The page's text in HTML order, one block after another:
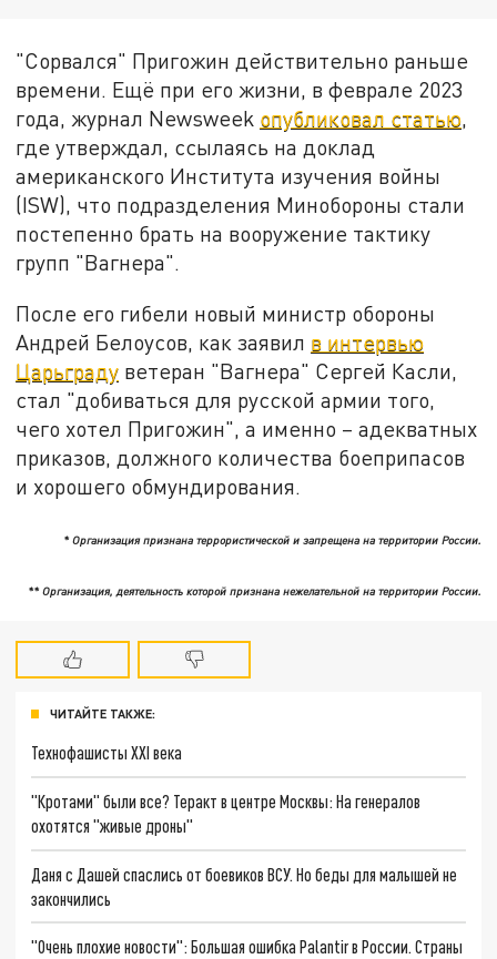
"Сорвался" Пригожин действительно раньше
времени. Ещё при его жизни, в феврале 2023
года, журнал Newsweek опубликовал статью,
где утверждал, ссылаясь на доклад
американского Института изучения войны
(ISW), что подразделения Минобороны стали
постепенно брать на вооружение тактику
групп "Вагнера".
После его гибели новый министр обороны
Андрей Белоусов, как заявил в интервью
Царьграду ветеран "Вагнера" Сергей Касли,
стал "добиваться для русской армии того,
чего хотел Пригожин", а именно – адекватных
приказов, должного количества боеприпасов
и хорошего обмундирования.
* Организация признана террористической и запрещена на территории России.
** Организация, деятельность которой признана нежелательной на территории России.
ЧИТАЙТЕ ТАКЖЕ:
Технофашисты XXI века
"Кротами" были все? Теракт в центре Москвы: На генералов
охотятся "живые дроны"
Даня с Дашей спаслись от боевиков ВСУ. Но беды для малышей не
закончились
"Очень плохие новости": Большая ошибка Palantir в России. Страны